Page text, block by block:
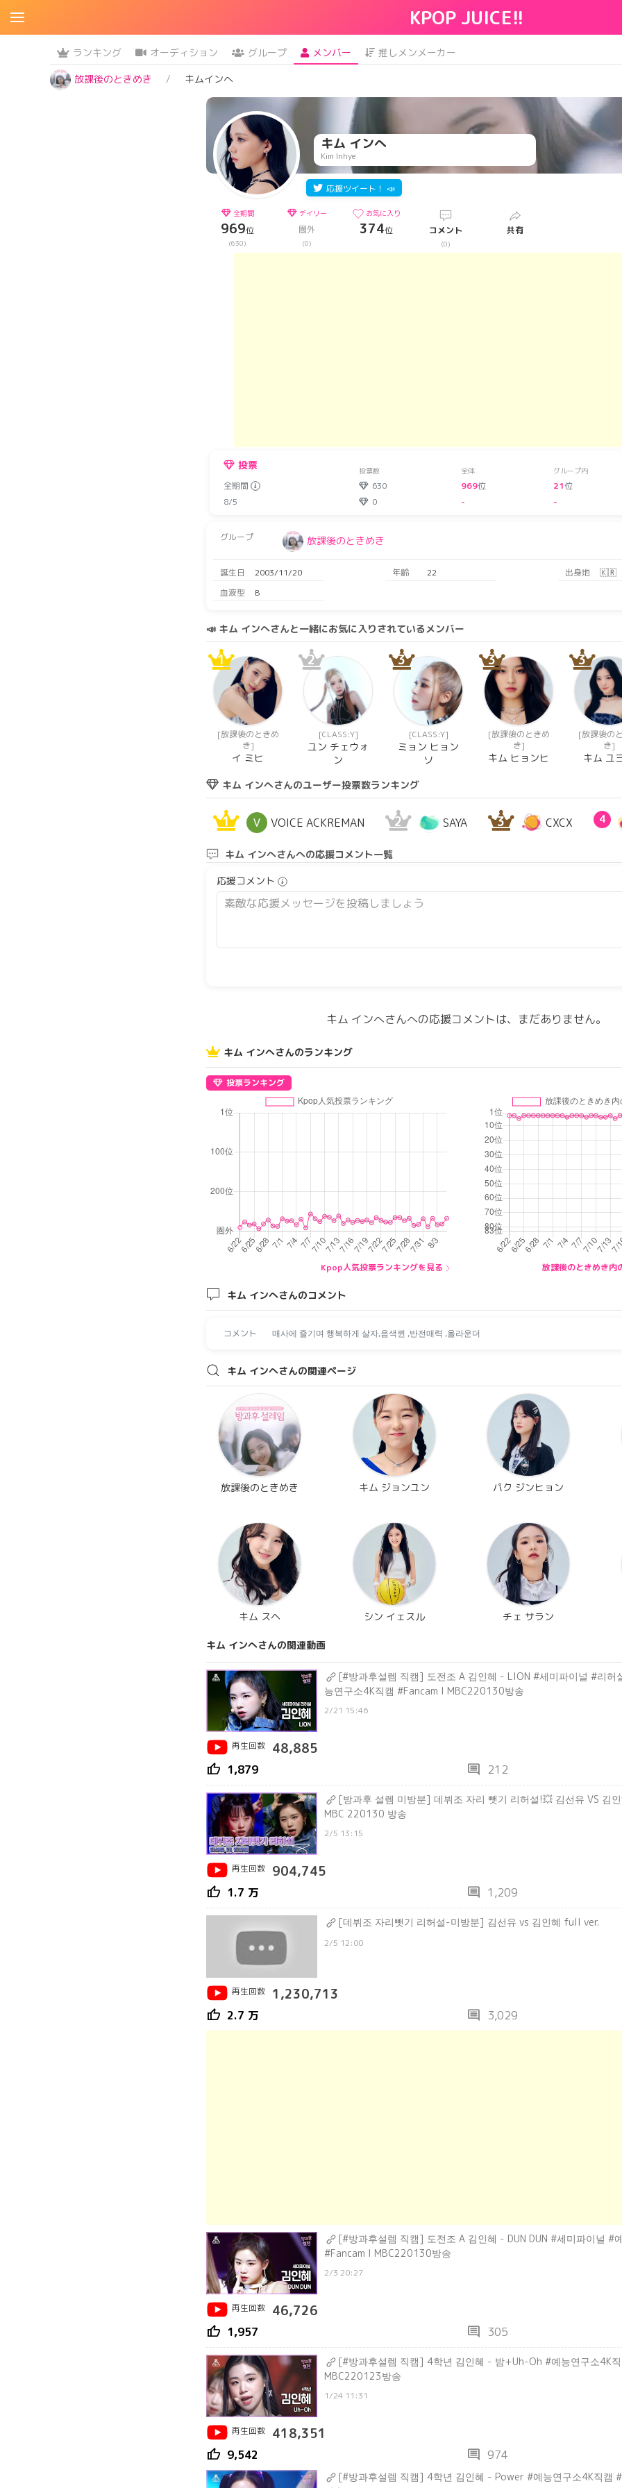
KPOP JUICE!!
ランキング オーディション グループ メンバー
推しメンメーカー
放課後のときめき
キムインへ
キム インへ
Kim Inhye
応援ツイート！ 📣
全期間
969位
(630)
デイリー
圏外
(0)
お気に入り
374位 コメント
(0)
共有
投票 投票数 全体 グループ内
全期間 630 969位 21位
8/5
0 - -
グループ 放課後のときめき
誕生日 2003/11/20 年齢 22 出身地
🇰🇷
血液型
B
📣 キム インへさんと一緒にお気に入りされているメンバー
1
[放課後のときめ
き]
イ ミヒ
2
[CLASS:Y]
ユン チェウォ
ン
3
[CLASS:Y]
ミョン ヒョン
ソ
3
[放課後のときめ
き]
キム ヒョンヒ
3
[放課後の
き]
キム ユ
キム インへさんのユーザー投票数ランキング
1 VOICE ACKREMAN 2 SAYA 3 CXCX 4
キム インへさんへの応援コメント一覧
応援コメント
キム インへさんへの応援コメントは、まだありません。
キム インへさんのランキング
投票ランキング
Kpop人気投票ランキングを見る 放課後のときめき内
キム インへさんのコメント
コメント 매사에 즐기며 행복하게 살자,음색퀸 ,반전매력 ,올라운더
キム インへさんの関連ページ
放課後のときめき キム ジョンユン パク ジンヒョン
キム スヘ シン イェスル チェ サラン
キム インへさんの関連動画
[#방과후설렘 직캠] 도전조 A 김인혜 - LION #세미파이널 #리허
능연구소4K직캠 #Fancam l MBC220130방송
2/21 15:46
再生回数 48,885
thumb_up 1,879 comment 212
[방과후 설렘 미방분] 데뷔조 자리 뺏기 리허설!💥 김선유 VS 김
MBC 220130 방송
2/5 13:15
再生回数 904,745
thumb_up 1.7 万 comment 1,209
[데뷔조 자리뺏기 리허설-미방분] 김선유 vs 김인혜 full ver.
2/5 12:00
再生回数 1,230,713
thumb_up 2.7 万 comment 3,029
[#방과후설렘 직캠] 도전조 A 김인혜 - DUN DUN #세미파이널 #
#Fancam l MBC220130방송
2/3 20:27
再生回数 46,726
thumb_up 1,957 comment 305
[#방과후설렘 직캠] 4학년 김인혜 - 밤+Uh-Oh #예능연구소4K
MBC220123방송
1/24 11:31
再生回数 418,351
thumb_up 9,542 comment 974
[#방과후설렘 직캠] 4학년 김인혜 - Power #예능연구소4K직캠